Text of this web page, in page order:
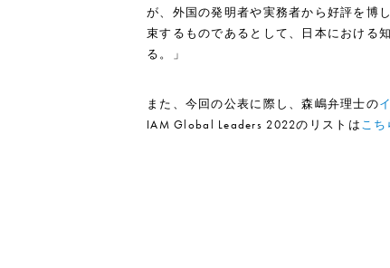
が、外国の発明者や実務者から好評を博
束するものであるとして、日本における
る。」
また、今回の公表に際し、森嶋弁理士の
IAM Global Leaders 2022のリストはこち